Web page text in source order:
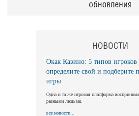
обновления
НОВОСТИ
Окак Казино: 5 типов
определите свой и подберите
игры
Одна и та же игровая платформа
разными людьми.
все новости...